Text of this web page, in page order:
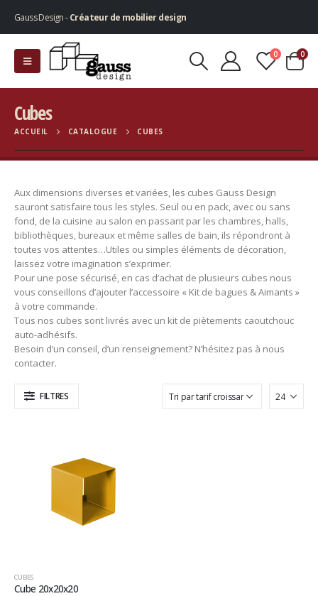
Gauss Design -Créateur de mobilier design
0 0
Cubes
ACCUEIL CATALOGUE CUBES
Aux dimensions diverses et variées, les cubes Gauss Design
sauront satisfaire tous les styles. Seul ou en pack, avec ou sans
fond, de la cuisine au salon en passant par les chambres, halls,
bibliothèques, bureaux et même salles de bain, ils répondront à
toutes vos attentes…Utiles ou simples éléments de décoration,
laissez votre imagination s’exprimer.
Pour une pose sécurisé, en cas d’achat de plusieurs cubes nous
vous conseillons d’ajouter l’accessoire « Kit de bagues & Aimants »
à votre commande.
Tous nos cubes sont livrés avec un kit de piètements caoutchouc
auto-adhésifs.
Besoin d’un conseil, d’un renseignement? N’hésitez pas à nous
contacter.
FILTRES
CUBES
Cube 20x20x20